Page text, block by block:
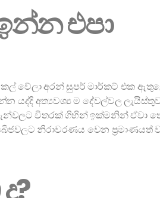
එපා
වේලා අරන් සුපර් මාර්කට් එක
යද්දි අත්‍යවශ්‍ය ම දේවල්වල
විතරක් ගිහින් ඉක්මනින් ඒවා
නිරාවරණය වෙන ප්‍රමාණයත්